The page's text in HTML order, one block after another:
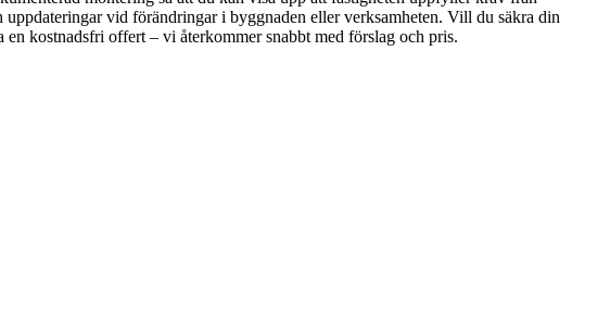
vid förändringar i byggnaden eller verksamheten. Vill du säkra din
kostnadsfri offert – vi återkommer snabbt med förslag och pris.